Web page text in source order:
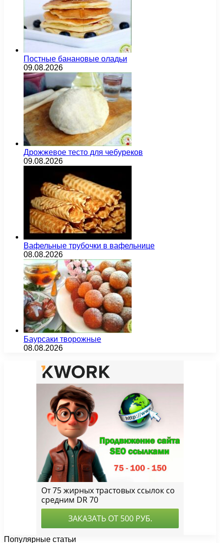
Постные банановые оладьи
09.08.2026
Дрожжевое тесто для чебуреков
09.08.2026
Вафельные трубочки в вафельнице
08.08.2026
Баурсаки творожные
08.08.2026
Популярные статьи